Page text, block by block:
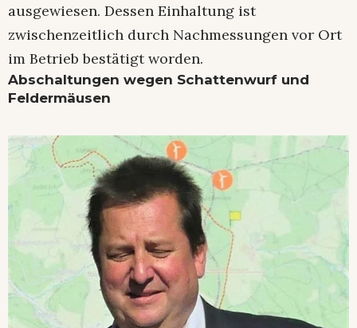
ausgewiesen. Dessen Einhaltung ist
zwischenzeitlich durch Nachmessungen vor Ort
im Betrieb bestätigt worden.
Abschaltungen wegen Schattenwurf und
Feldermäusen